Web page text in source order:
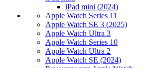
iPad mini (2024)
Apple Watch Series 11
Apple Watch SE 3 (2025)
Apple Watch Ultra 3
Apple Watch Series 10
Apple Watch Ultra 2
Apple Watch SE (2024)